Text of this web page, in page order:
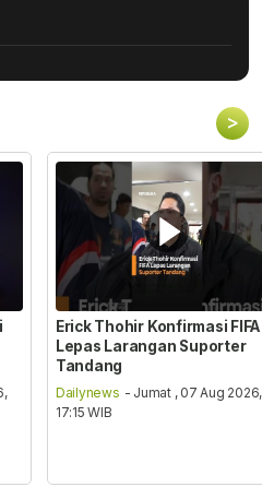
>
Erick Thohir Konfirmasi FIFA
Lepas Larangan Suporter
Tandang
Dailynews - Jumat , 07 Aug 2026,
17:15 WIB